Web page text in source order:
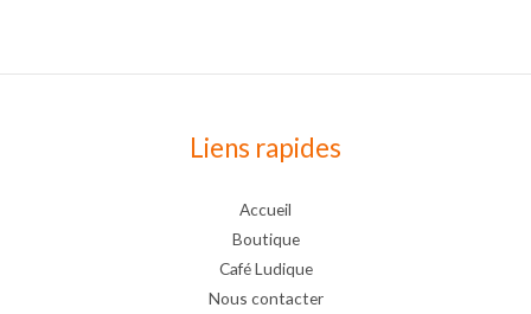
Liens rapides
Accueil
Boutique
Café Ludique
Nous contacter